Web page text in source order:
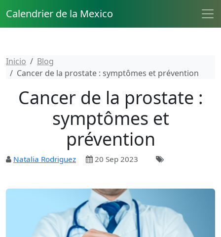
Calendrier de la Mexico
Inicio
Blog
Cancer de la prostate : symptômes et prévention
Cancer de la prostate :
symptômes et
prévention
Natalia Rodriguez 20 Sep 2023